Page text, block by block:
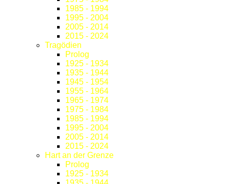
1985 - 1994
1995 - 2004
2005 - 2014
2015 - 2024
Tragödien
Prolog
1925 - 1934
1935 - 1944
1945 - 1954
1955 - 1964
1965 - 1974
1975 - 1984
1985 - 1994
1995 - 2004
2005 - 2014
2015 - 2024
Hart an der Grenze
Prolog
1925 - 1934